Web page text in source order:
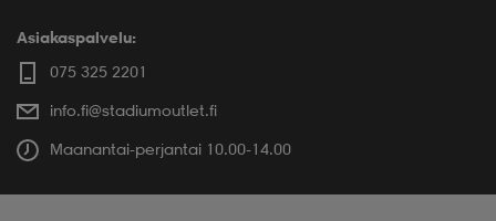
Asiakaspalvelu:
075 325 2201
info.fi@stadiumoutlet.fi
Maanantai-perjantai 10.00-14.00